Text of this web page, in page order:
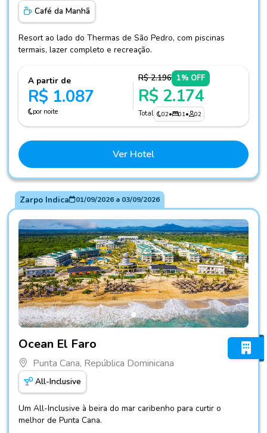
Café da Manhã
Resort ao lado do Thermas de São Pedro, com piscinas
termais, lazer completo e recreação.
A partir de
R$ 1.087
por noite
R$ 2.196 1% OFF
R$ 2.174
Total 02• 01• 02
Ver Hotel
Zarpo Indica 01/09/2026a 03/09/2026
Ocean El Faro
Punta Cana, República Dominicana
All-Inclusive
Um All-Inclusive à beira do mar caribenho para curtir o
melhor de Punta Cana.